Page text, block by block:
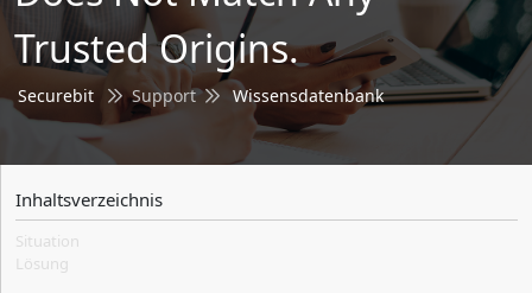
Trusted Origins.
Securebit Support Wissensdatenbank
Inhaltsverzeichnis
Situation
Lösung